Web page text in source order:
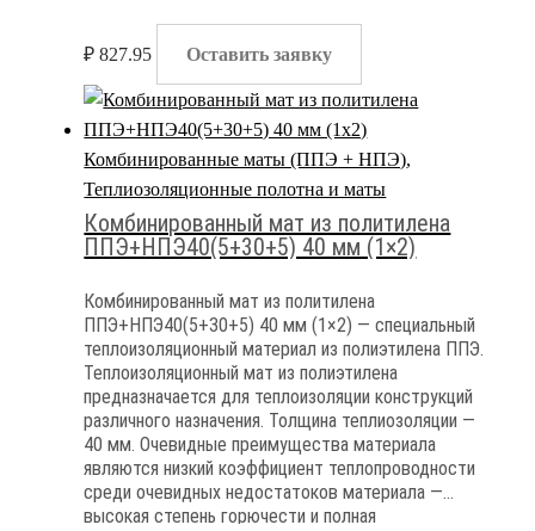
₽ 827.95 Оставить заявку
Комбинированные маты (ППЭ + НПЭ),
Теплиозоляционные полотна и маты
Комбинированный мат из политилена
ППЭ+НПЭ40(5+30+5) 40 мм (1×2)
Комбинированный мат из политилена
ППЭ+НПЭ40(5+30+5) 40 мм (1×2) — специальный
теплоизоляционный материал из полиэтилена ППЭ.
Теплоизоляционный мат из полиэтилена
предназначается для теплоизоляции конструкций
различного назначения. Толщина теплиозоляции —
40 мм. Очевидные преимущества материала
являются низкий коэффициент теплопроводности
среди очевидных недостатоков материала —
высокая степень горючести и полная